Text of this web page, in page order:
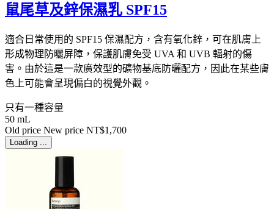
鼠尾草及鋅保濕乳 SPF15
適合日常使用的 SPF15 保濕配方，含有氧化鋅，可在肌膚上
形成物理防曬屏障，保護肌膚免受 UVA 和 UVB 輻射的傷
害。由於這是一款廣效型的礦物基底防曬配方，因此在某些膚
色上可能會呈現偏白的視覺外觀。
只有一種容量
50 mL
Old price New price NT$1,700
Loading ...